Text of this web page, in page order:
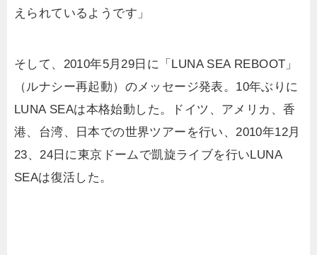
えられているようです」
そして、2010年5月29日に「LUNA SEA REBOOT」
（ルナシー再起動）のメッセージ発表。10年ぶりに
LUNA SEAは本格始動した。ドイツ、アメリカ、香
港、台湾、日本での世界ツアーを行い、2010年12月
23、24日に東京ドームで凱旋ライブを行いLUNA
SEAは復活した。